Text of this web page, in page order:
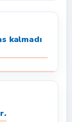
kalmadı